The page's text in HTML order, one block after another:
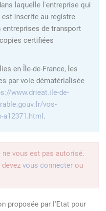
laquelle l'entreprise qui
inscrite au registre
de transport
certifiées
en Île-de-France, les
par voie dématérialisée
www.drieat.ile-de-
vos-
.
vous est pas autorisé.
vous connecter ou
proposée par l'Etat pour